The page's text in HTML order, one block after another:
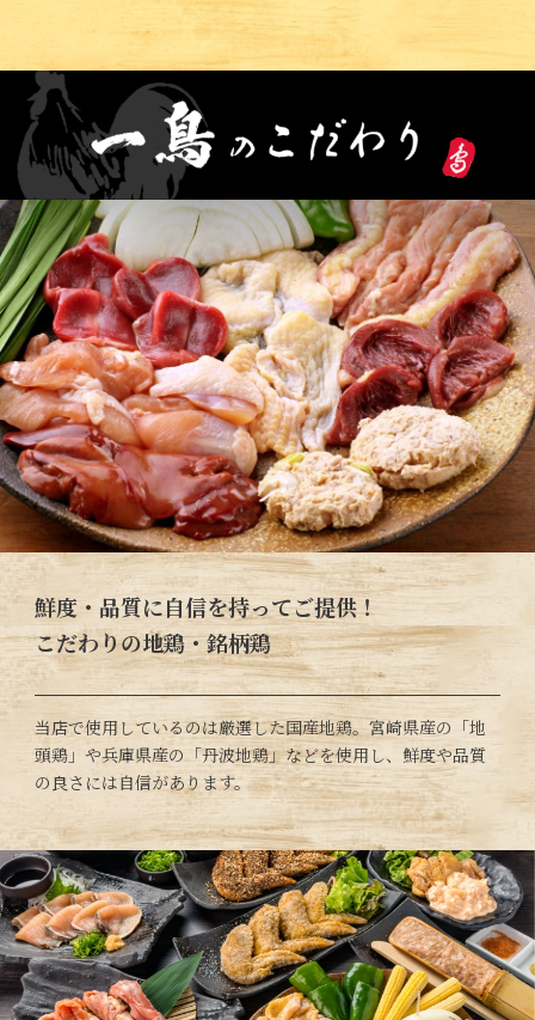
鮮度・品質に自信を持ってご提供！
こだわりの地鶏・銘柄鶏
当店で使用しているのは厳選した国産地鶏。宮崎県産の「地
頭鶏」や兵庫県産の「丹波地鶏」などを使用し、鮮度や品質
の良さには自信があります。